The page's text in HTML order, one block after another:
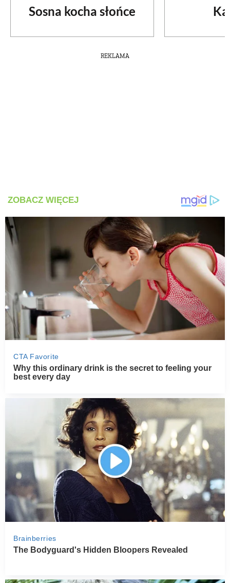
Sosna kocha słońce
REKLAMA